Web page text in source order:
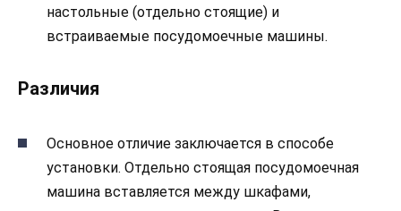
настольные (отдельно стоящие) и
встраиваемые посудомоечные машины.
Различия
Основное отличие заключается в способе
установки. Отдельно стоящая посудомоечная
машина вставляется между шкафами,